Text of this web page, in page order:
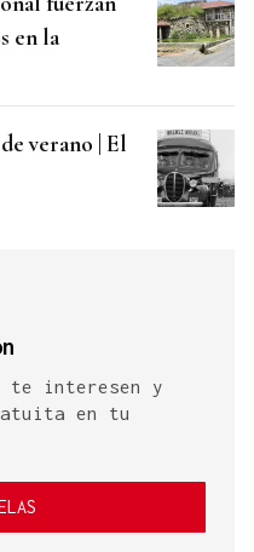
en la
verano | El
te interesen y
en tu